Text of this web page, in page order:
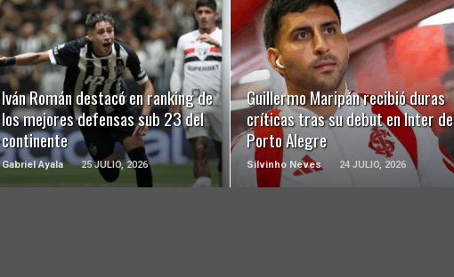
Iván Román destacó en ranking de
los mejores defensas sub 23 del
continente
Gabriel Ayala 25 JULIO, 2026
LEER MÁS
Guillermo Maripán recibió duras
críticas tras su debut en Inter de
Porto Alegre
Silvinho Neves 24 JULIO, 2026
LEER MÁS